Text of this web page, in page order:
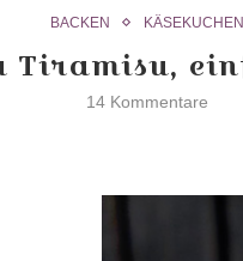
BACKEN KÄSEKUCHEN
Tiramisu,
14 Kommentare